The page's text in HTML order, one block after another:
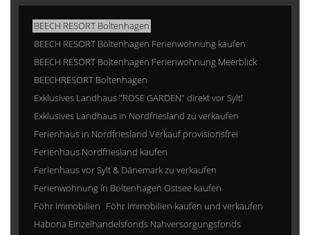
BEECH RESORT Boltenhagen
BEECH RESORT Boltenhagen Ferienwohnung kaufen
BEECH RESORT Boltenhagen Ferienwohnung Meerblick
BEECHRESORT Boltenhagen
Exklusives Landhaus "ROSE GARDEN" direkt vor Sylt!
Exklusives Landhaus in Nordfriesland zu verkaufen
Ferienhaus in Nordfriesland Verkauf provisionsfrei
Ferienhaus Nordfriesland kaufen
Ferienhaus vor Sylt & Dänemark zu verkaufen
Ferienwohnung in Boltenhagen Ostsee kaufen
Föhr Immobilien Föhr Immobilien kaufen und verkaufen
Habona Einzelhandelsfonds Nahversorgungsfonds